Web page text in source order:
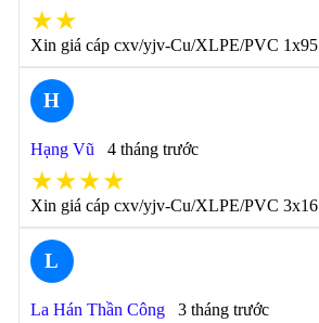
★★
Xin giá cáp cxv/yjv-Cu/XLPE/PVC 1x95
H
Hạng Vũ 4 tháng trước
★★★★
Xin giá cáp cxv/yjv-Cu/XLPE/PVC 3x16
L
La Hán Thần Công 3 tháng trước